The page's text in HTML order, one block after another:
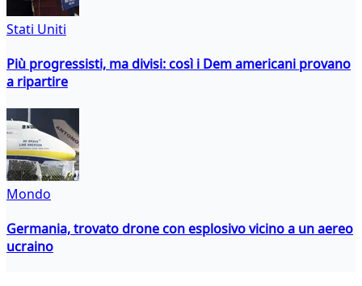
Stati Uniti
Più progressisti, ma divisi: così i Dem americani provano
a ripartire
Mondo
Germania, trovato drone con esplosivo vicino a un aereo
ucraino